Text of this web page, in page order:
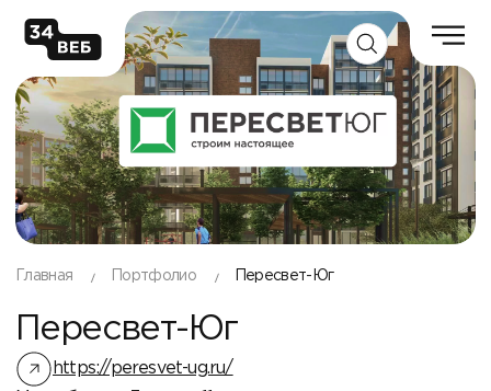
Главная Портфолио Пересвет-Юг
Пересвет-Юг
https://peresvet-ug.ru/